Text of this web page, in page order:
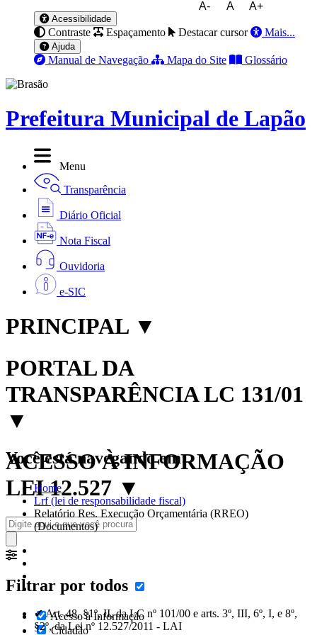
A- A A+
Acessibilidade
Contraste Espaçamento Destacar cursor Mais...
Ajuda
Manual de Navegação Mapa do Site Glossário
Prefeitura Municipal de Lapão
Menu
Transparência
Diário Oficial
Nota Fiscal
Ouvidoria
e-SIC
PRINCIPAL ▼
PORTAL DA
TRANSPARÊNCIA LC 131/01
▼
ACESSO À INFORMAÇÃO
LEI 12.527 ▼
Filtrar por todos
Acesso à Informação
Cidadão
Você está navegando em:
Home
Lrf (lei de responsabilidade fiscal)
Relatório Res. Execução Orçamentária (RREO)
(Documentos)
✔ Art. 48, §1º, II, da LC nº 101/00 e arts. 3º, III, 6º, I, e 8º,
§2º, da Lei nº 12.527/2011 - LAI